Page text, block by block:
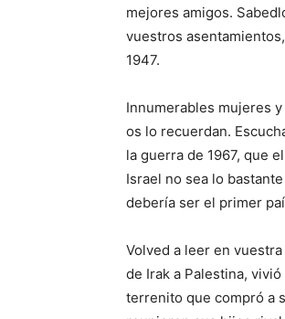
mejores amigos.
vuestros
1947.
Innumerables mujeres
os lo recuerdan.
la guerra de 1967, que
Israel no sea lo
debería ser el primer
Volved a leer en
de Irak a Palestina,
terrenito que compró a